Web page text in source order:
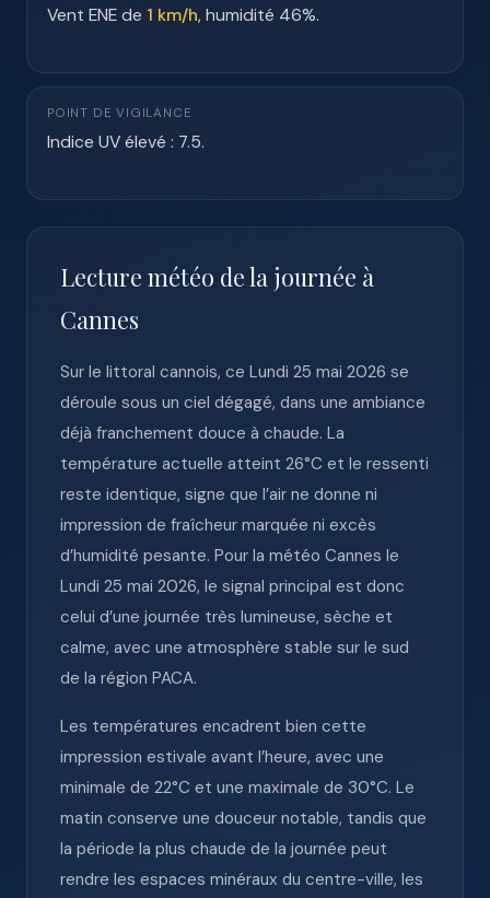
Vent ENE de 1 km/h, humidité 46%.
POINT DE VIGILANCE
Indice UV élevé : 7.5.
Lecture météo de la journée à
Cannes
Sur le littoral cannois, ce Lundi 25 mai 2026 se
déroule sous un ciel dégagé, dans une ambiance
déjà franchement douce à chaude. La
température actuelle atteint 26°C et le ressenti
reste identique, signe que l’air ne donne ni
impression de fraîcheur marquée ni excès
d’humidité pesante. Pour la météo Cannes le
Lundi 25 mai 2026, le signal principal est donc
celui d’une journée très lumineuse, sèche et
calme, avec une atmosphère stable sur le sud
de la région PACA.
Les températures encadrent bien cette
impression estivale avant l’heure, avec une
minimale de 22°C et une maximale de 30°C. Le
matin conserve une douceur notable, tandis que
la période la plus chaude de la journée peut
rendre les espaces minéraux du centre-ville, les